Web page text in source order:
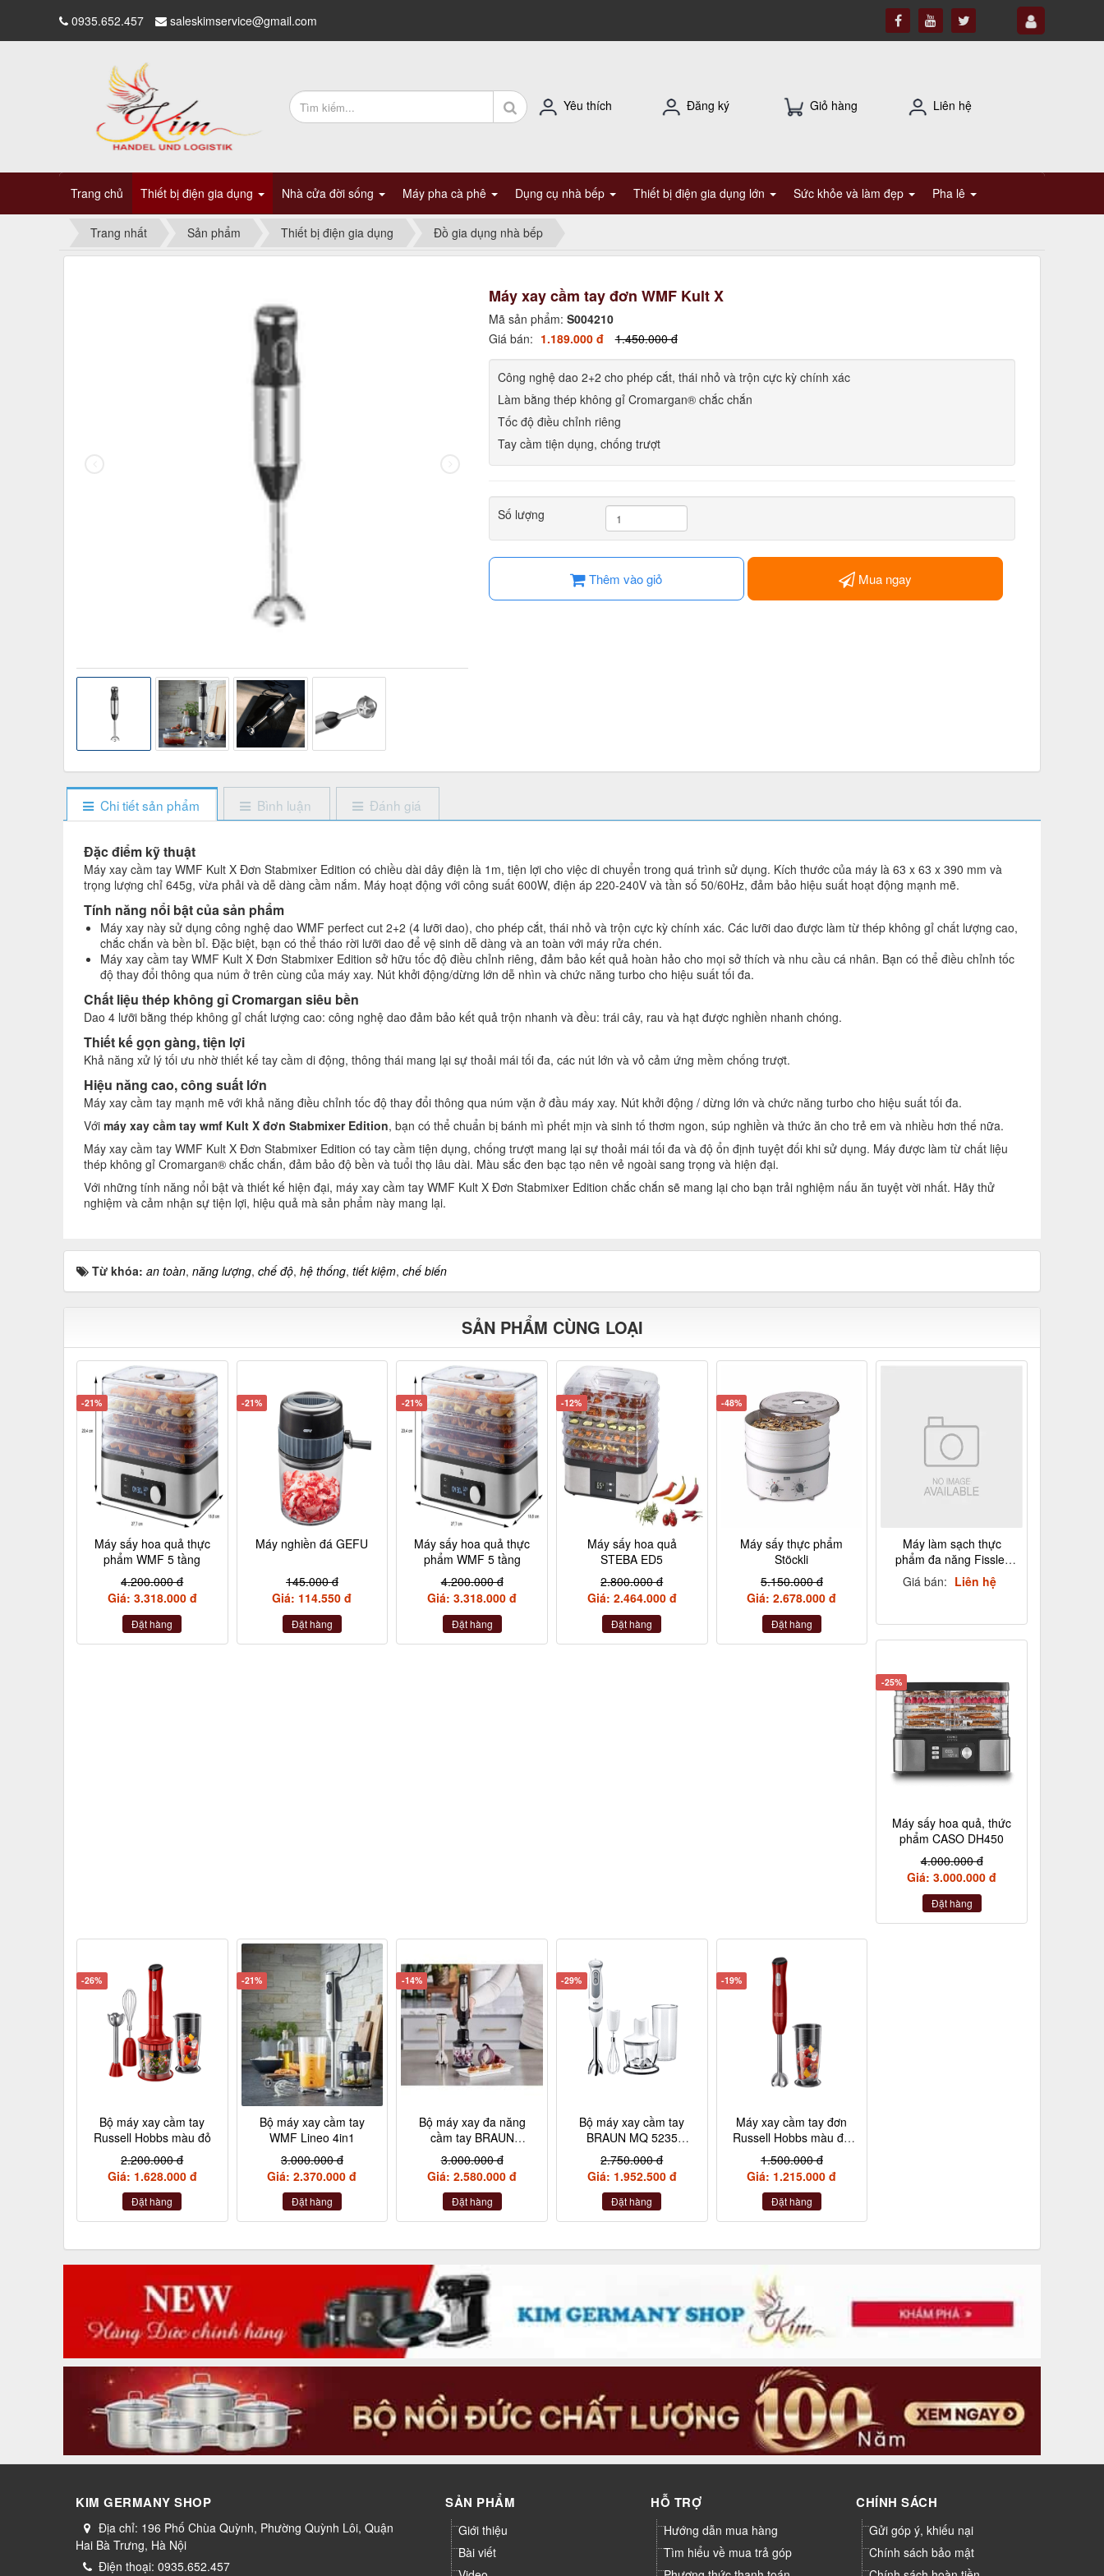
0935.652.457 saleskimservice@gmail.com
Yêu thích Đăng ký Giỏ hàng Liên hệ
Trang chủ Thiết bị điện gia dụng Nhà cửa đời sống Máy pha cà phê Dụng cụ nhà bếp Thiết bị điện gia dụng lớn Sức khỏe và làm đẹp Pha lê
Trang nhất Sản phẩm Thiết bị điện gia dụng Đồ gia dụng nhà bếp
Máy xay cầm tay đơn WMF Kult X
Mã sản phẩm: S004210
Giá bán: 1.189.000 đ 1.450.000 đ
Công nghệ dao 2+2 cho phép cắt, thái nhỏ và trộn cực kỳ chính xác
Làm bằng thép không gỉ Cromargan® chắc chắn
Tốc độ điều chỉnh riêng
Tay cầm tiện dụng, chống trượt
Số lượng
Thêm vào giỏ Mua ngay
Chi tiết sản phẩm Bình luận Đánh giá
Đặc điểm kỹ thuật
Máy xay cầm tay WMF Kult X Đơn Stabmixer Edition có chiều dài dây điện là 1m, tiện lợi cho việc di chuyển trong quá trình sử dụng. Kích thước của máy là 63 x 63 x 390 mm và
trọng lượng chỉ 645g, vừa phải và dễ dàng cầm nắm. Máy hoạt động với công suất 600W, điện áp 220-240V và tần số 50/60Hz, đảm bảo hiệu suất hoạt động mạnh mẽ.
Tính năng nổi bật của sản phẩm
Máy xay này sử dụng công nghệ dao WMF perfect cut 2+2 (4 lưỡi dao), cho phép cắt, thái nhỏ và trộn cực kỳ chính xác. Các lưỡi dao được làm từ thép không gỉ chất lượng cao,
chắc chắn và bền bỉ. Đặc biệt, bạn có thể tháo rời lưỡi dao để vệ sinh dễ dàng và an toàn với máy rửa chén.
Máy xay cầm tay WMF Kult X Đơn Stabmixer Edition sở hữu tốc độ điều chỉnh riêng, đảm bảo kết quả hoàn hảo cho mọi sở thích và nhu cầu cá nhân. Bạn có thể điều chỉnh tốc
độ thay đổi thông qua núm ở trên cùng của máy xay. Nút khởi động/dừng lớn dễ nhìn và chức năng turbo cho hiệu suất tối đa.
Chất liệu thép không gỉ Cromargan siêu bền
Dao 4 lưỡi bằng thép không gỉ chất lượng cao: công nghệ dao đảm bảo kết quả trộn nhanh và đều: trái cây, rau và hạt được nghiền nhanh chóng.
Thiết kế gọn gàng, tiện lợi
Khả năng xử lý tối ưu nhờ thiết kế tay cầm di động, thông thái mang lại sự thoải mái tối đa, các nút lớn và vỏ cảm ứng mềm chống trượt.
Hiệu năng cao, công suất lớn
Máy xay cầm tay mạnh mẽ với khả năng điều chỉnh tốc độ thay đổi thông qua núm vặn ở đầu máy xay. Nút khởi động / dừng lớn và chức năng turbo cho hiệu suất tối đa.
Với máy xay cầm tay wmf Kult X đơn Stabmixer Edition, bạn có thể chuẩn bị bánh mì phết mịn và sinh tố thơm ngon, súp nghiền và thức ăn cho trẻ em và nhiều hơn thế nữa.
Máy xay cầm tay WMF Kult X Đơn Stabmixer Edition có tay cầm tiện dụng, chống trượt mang lại sự thoải mái tối đa và độ ổn định tuyệt đối khi sử dụng. Máy được làm từ chất liệu
thép không gỉ Cromargan® chắc chắn, đảm bảo độ bền và tuổi thọ lâu dài. Màu sắc đen bạc tạo nên vẻ ngoài sang trọng và hiện đại.
Với những tính năng nổi bật và thiết kế hiện đại, máy xay cầm tay WMF Kult X Đơn Stabmixer Edition chắc chắn sẽ mang lại cho bạn trải nghiệm nấu ăn tuyệt vời nhất. Hãy thử
nghiệm và cảm nhận sự tiện lợi, hiệu quả mà sản phẩm này mang lại.
Từ khóa: an toàn, năng lượng, chế độ, hệ thống, tiết kiệm, chế biến
SẢN PHẨM CÙNG LOẠI
-21%
Máy sấy hoa quả thực
phẩm WMF 5 tầng
4.200.000 đ
Giá: 3.318.000 đ
Đặt hàng
-21%
Máy nghiền đá GEFU
145.000 đ
Giá: 114.550 đ
Đặt hàng
-21%
Máy sấy hoa quả thực
phẩm WMF 5 tầng
4.200.000 đ
Giá: 3.318.000 đ
Đặt hàng
-12%
Máy sấy hoa quả
STEBA ED5
2.800.000 đ
Giá: 2.464.000 đ
Đặt hàng
-48%
Máy sấy thực phẩm
Stöckli
5.150.000 đ
Giá: 2.678.000 đ
Đặt hàng
Máy làm sạch thực
phẩm đa năng Fissler
Pathberg
Giá bán: Liên hệ
-25%
Máy sấy hoa quả, thức
phẩm CASO DH450
4.000.000 đ
Giá: 3.000.000 đ
Đặt hàng
-26%
Bộ máy xay cầm tay
Russell Hobbs màu đỏ
2.200.000 đ
Giá: 1.628.000 đ
Đặt hàng
-21%
Bộ máy xay cầm tay
WMF Lineo 4in1
3.000.000 đ
Giá: 2.370.000 đ
Đặt hàng
-14%
Bộ máy xay đa năng
cầm tay BRAUN
MQ7025X 1000W màu
đen
3.000.000 đ
Giá: 2.580.000 đ
Đặt hàng
-29%
Bộ máy xay cầm tay
BRAUN MQ 5235
1000W 4 chi tiết màu
trắng
2.750.000 đ
Giá: 1.952.500 đ
Đặt hàng
-19%
Máy xay cầm tay đơn
Russell Hobbs màu đỏ
kèm 1 cốc
1.500.000 đ
Giá: 1.215.000 đ
Đặt hàng
KIM GERMANY SHOP
Địa chỉ: 196 Phố Chùa Quỳnh, Phường Quỳnh Lôi, Quận
Hai Bà Trưng, Hà Nội
Điện thoại: 0935.652.457
SẢN PHẨM
Giới thiệu
Bài viết
HỖ TRỢ
Hướng dẫn mua hàng
Tìm hiểu về mua trả góp
CHÍNH SÁCH
Gửi góp ý, khiếu nại
Chính sách bảo mật